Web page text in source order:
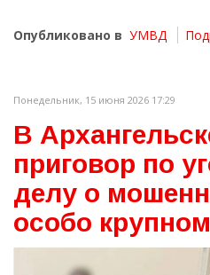
Опубликовано в УМВД
Понедельник, 15 июня 2026 17:29
В
приговор по
делу о
особо